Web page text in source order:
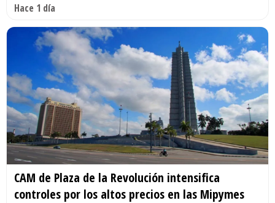
Hace 1 día
CAM de Plaza de la Revolución intensifica
controles por los altos precios en las Mipymes